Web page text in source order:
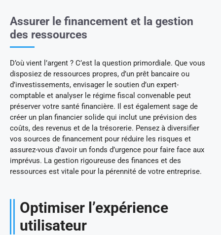
Assurer le financement et la gestion
des ressources
D’où vient l’argent ? C’est la question primordiale. Que vous
disposiez de ressources propres, d’un prêt bancaire ou
d’investissements, envisager le soutien d’un expert-
comptable et analyser le régime fiscal convenable peut
préserver votre santé financière. Il est également sage de
créer un plan financier solide qui inclut une prévision des
coûts, des revenus et de la trésorerie. Pensez à diversifier
vos sources de financement pour réduire les risques et
assurez-vous d’avoir un fonds d’urgence pour faire face aux
imprévus. La gestion rigoureuse des finances et des
ressources est vitale pour la pérennité de votre entreprise.
Optimiser l’expérience
utilisateur